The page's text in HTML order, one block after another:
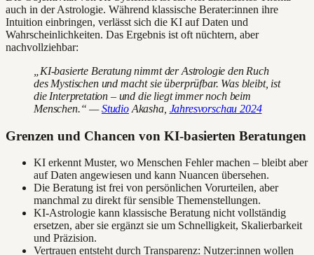
auch in der Astrologie. Während klassische Berater:innen ihre
Intuition einbringen, verlässt sich die KI auf Daten und
Wahrscheinlichkeiten. Das Ergebnis ist oft nüchtern, aber
nachvollziehbar:
„KI-basierte Beratung nimmt der Astrologie den Ruch
des Mystischen und macht sie überprüfbar. Was bleibt, ist
die Interpretation – und die liegt immer noch beim
Menschen.“ —StudioAkasha, Jahresvorschau 2024
Grenzen und Chancen von KI-basierten Beratungen
KI erkennt Muster, wo Menschen Fehler machen – bleibt aber
auf Daten angewiesen und kann Nuancen übersehen.
Die Beratung ist frei von persönlichen Vorurteilen, aber
manchmal zu direkt für sensible Themenstellungen.
KI-Astrologie kann klassische Beratung nicht vollständig
ersetzen, aber sie ergänzt sie um Schnelligkeit, Skalierbarkeit
und Präzision.
Vertrauen entsteht durch Transparenz: Nutzer:innen wollen